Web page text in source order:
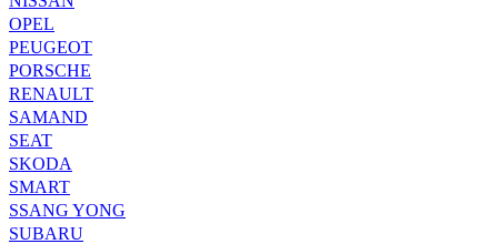
OPEL
PEUGEOT
PORSCHE
RENAULT
SAMAND
SEAT
SKODA
SMART
SSANG YONG
SUBARU